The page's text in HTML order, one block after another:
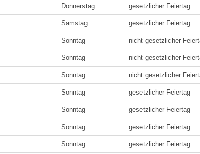
Donnerstag gesetzlicher Feiertag
Samstag gesetzlicher Feiertag
Sonntag nicht gesetzlicher
Sonntag nicht gesetzlicher
Sonntag nicht gesetzlicher
Sonntag gesetzlicher Feiertag
Sonntag gesetzlicher Feiertag
Sonntag gesetzlicher Feiertag
Sonntag gesetzlicher Feiertag